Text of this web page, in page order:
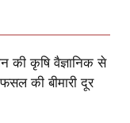
की कृषि वैज्ञानिक से
की बीमारी दूर